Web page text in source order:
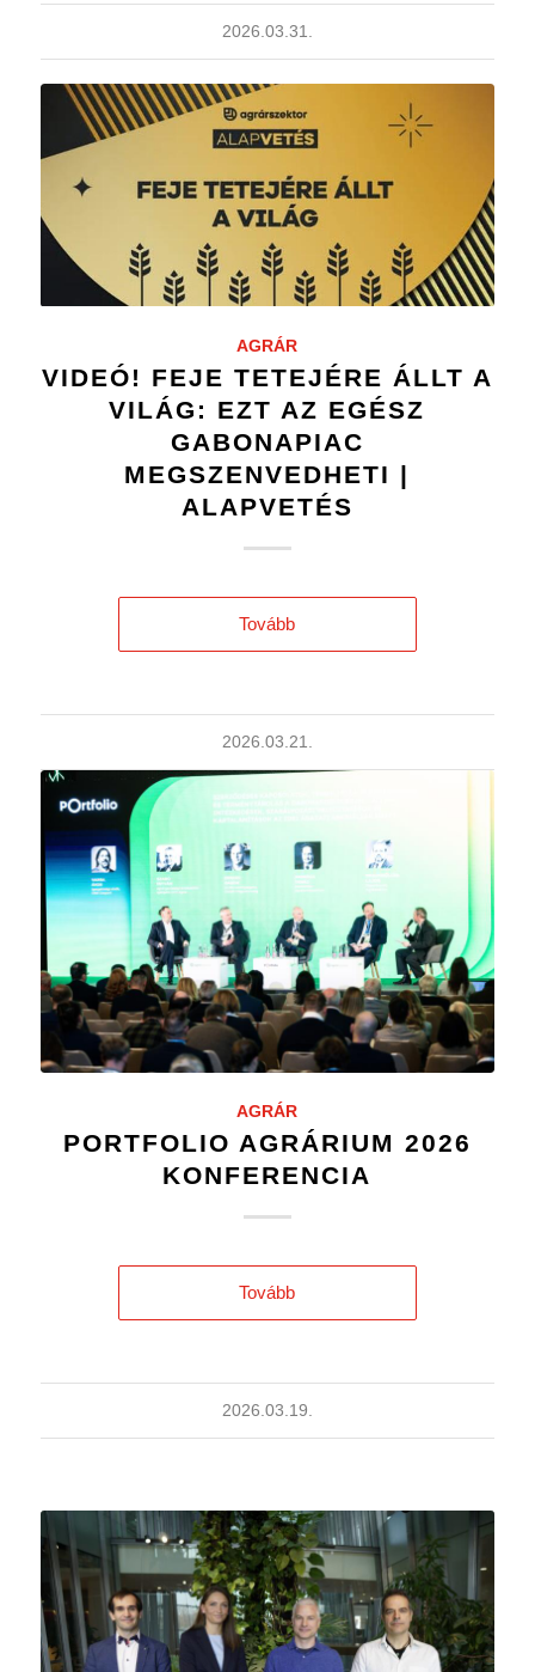
2026.03.31.
AGRÁR
VIDEÓ! FEJE TETEJÉRE ÁLLT A
VILÁG: EZT AZ EGÉSZ
GABONAPIAC
MEGSZENVEDHETI |
ALAPVETÉS
Tovább
2026.03.21.
AGRÁR
PORTFOLIO AGRÁRIUM 2026
KONFERENCIA
Tovább
2026.03.19.